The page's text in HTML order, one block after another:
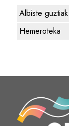
Albiste guztiak
Hemeroteka